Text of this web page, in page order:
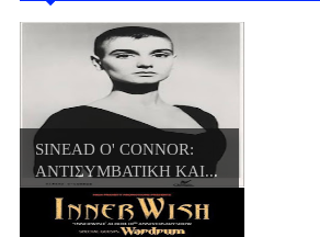
SINEAD O' CONNOR:
ΑΝΤΙΣΥΜΒΑΤΙΚΗ ΚΑΙ...